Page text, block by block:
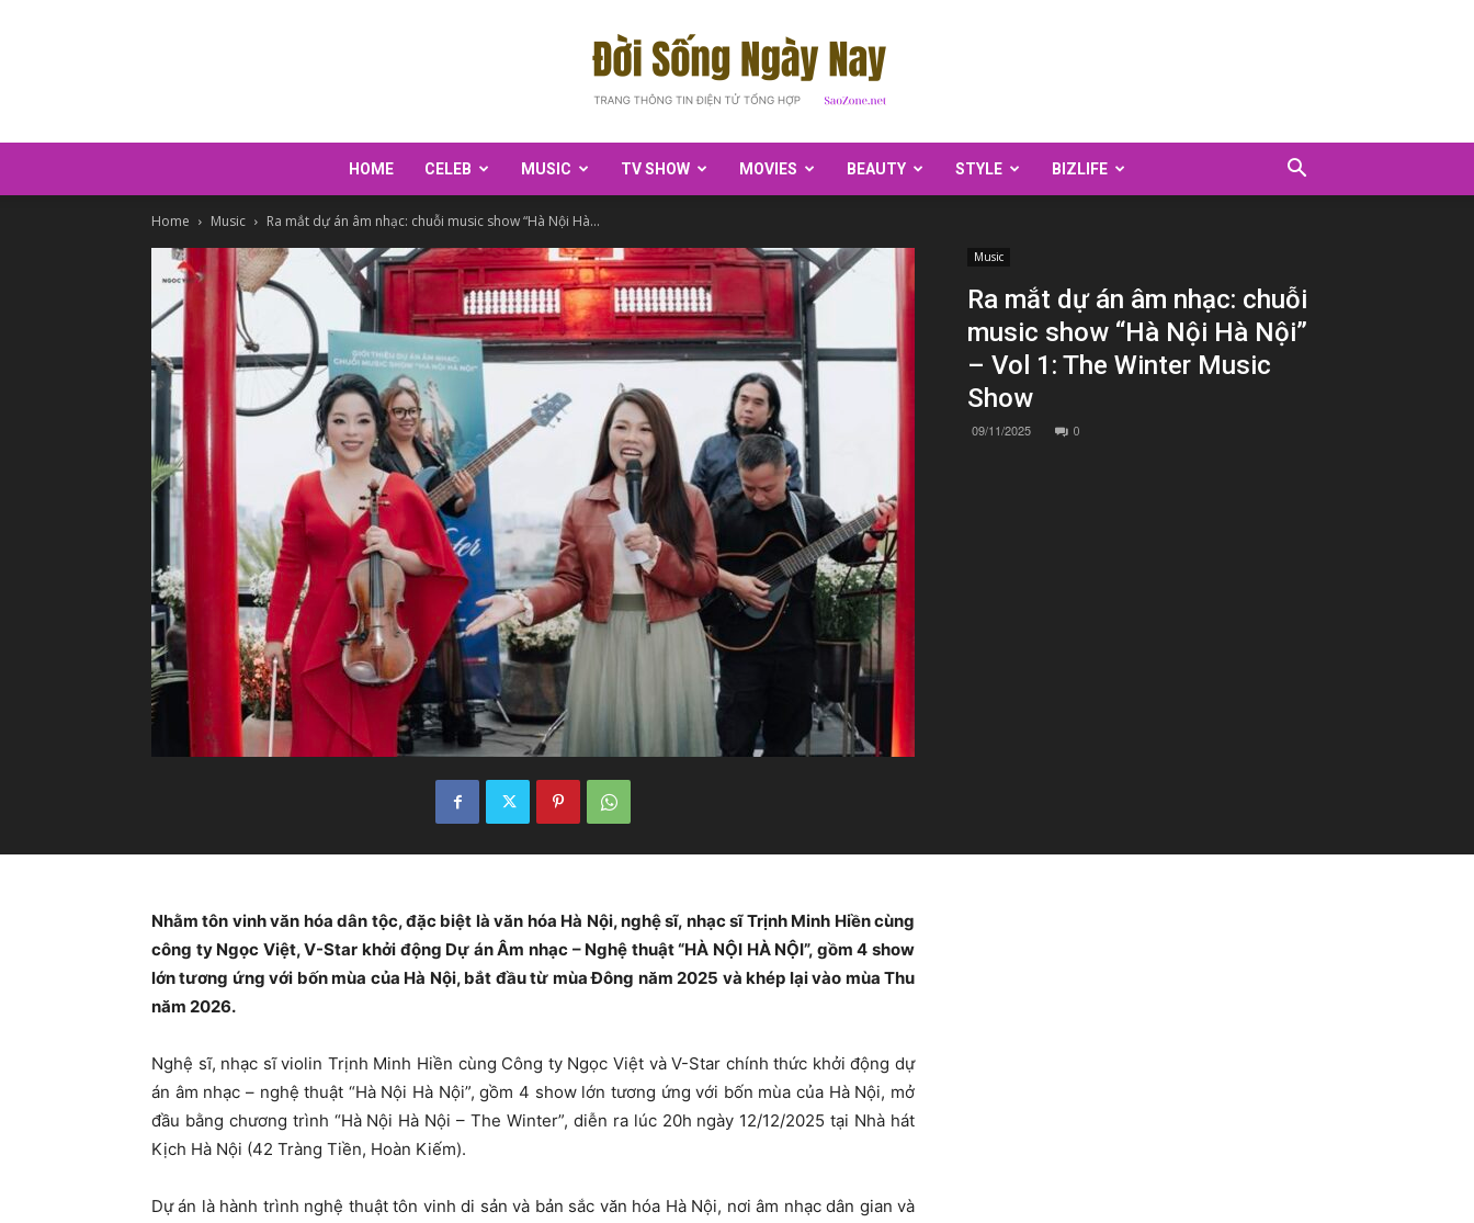
HOME CELEB MUSIC TV SHOW MOVIES BEAUTY STYLE BIZLIFE
Home Music Ra mắt dự án âm nhạc: chuỗi music show “Hà Nội Hà...
Music
Ra mắt dự án âm nhạc: chuỗi
music show “Hà Nội Hà Nội”
– Vol 1: The Winter Music
Show
09/11/2025 0
Nhằm tôn vinh văn hóa dân tộc, đặc biệt là văn hóa Hà Nội, nghệ sĩ, nhạc sĩ Trịnh Minh Hiền cùng
công ty Ngọc Việt, V-Star khởi động Dự án Âm nhạc – Nghệ thuật “HÀ NỘI HÀ NỘI”, gồm 4 show
lớn tương ứng với bốn mùa của Hà Nội, bắt đầu từ mùa Đông năm 2025 và khép lại vào mùa Thu
năm 2026.
Nghệ sĩ, nhạc sĩ violin Trịnh Minh Hiền cùng Công ty Ngọc Việt và V-Star chính thức khởi động dự
án âm nhạc – nghệ thuật “Hà Nội Hà Nội”, gồm 4 show lớn tương ứng với bốn mùa của Hà Nội, mở
đầu bằng chương trình “Hà Nội Hà Nội – The Winter”, diễn ra lúc 20h ngày 12/12/2025 tại Nhà hát
Kịch Hà Nội (42 Tràng Tiền, Hoàn Kiếm).
Dự án là hành trình nghệ thuật tôn vinh di sản và bản sắc văn hóa Hà Nội, nơi âm nhạc dân gian và